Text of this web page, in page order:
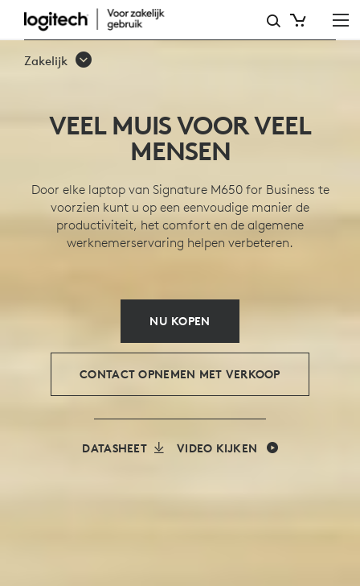
SERIE
VAN
SIGNATURE
M650-
Zakelijk
VEEL MUIS VOOR VEEL
MENSEN
Door elke laptop van Signature M650 for Business te
voorzien kunt u op een eenvoudige manier de
productiviteit, het comfort en de algemene
werknemerservaring helpen verbeteren.
NU KOPEN
CONTACT OPNEMEN MET VERKOOP
DATASHEET VIDEO KIJKEN